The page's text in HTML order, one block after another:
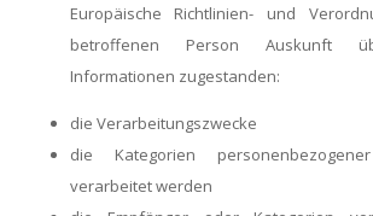
Europäische Richtlinien- und
betroffenen Person Auskunft
Informationen zugestanden:
die Verarbeitungszwecke
die Kategorien
verarbeitet werden